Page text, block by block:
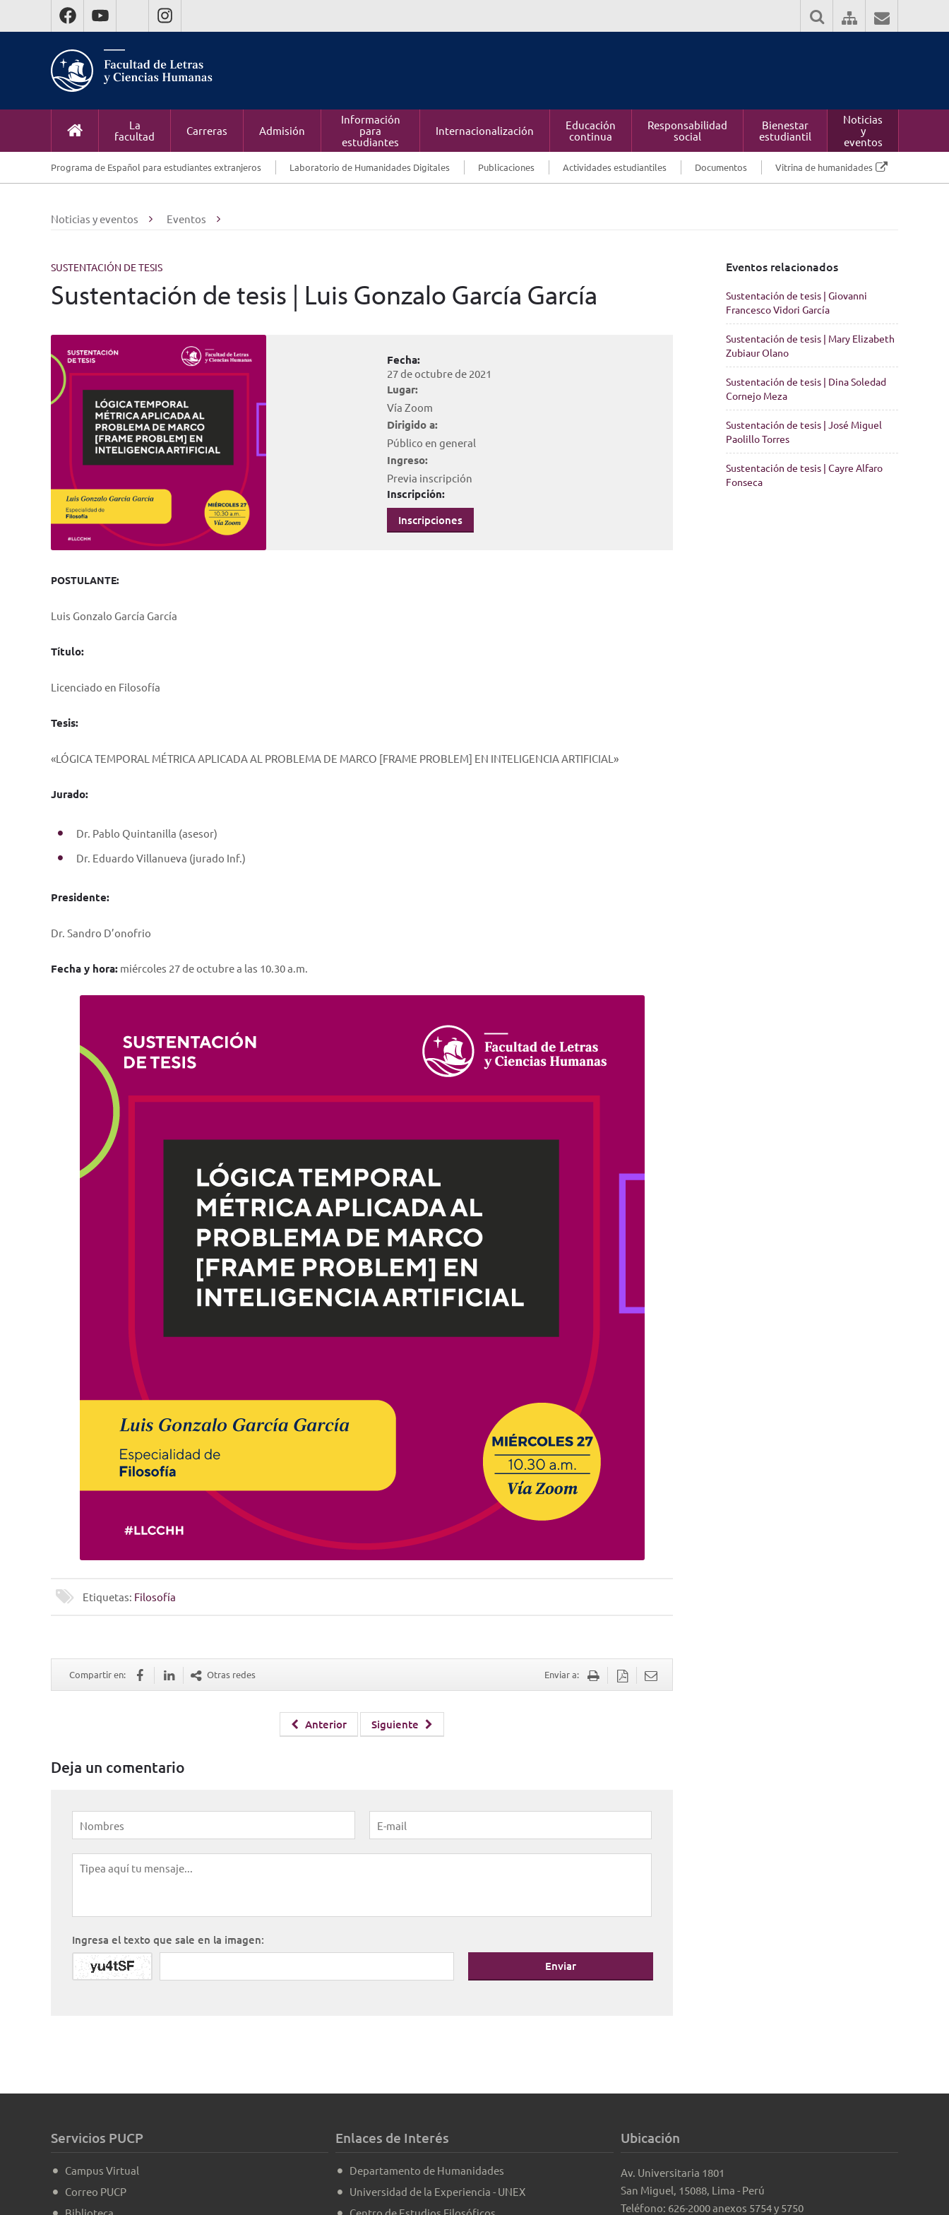
La
facultad
Carreras Admisión
Información
para
estudiantes
Internacionalización
Educación
continua
Responsabilidad
social
Bienestar
estudiantil
Noticias
y
eventos
Programa de Español para estudiantes extranjeros Laboratorio de Humanidades Digitales Publicaciones Actividades estudiantiles Documentos Vitrina de humanidades
Noticias y eventos Eventos
SUSTENTACIÓN DE TESIS
Sustentación de tesis | Luis Gonzalo García García
Fecha:
27 de octubre de 2021
Lugar:
Vía Zoom
Dirigido a:
Público en general
Ingreso:
Previa inscripción
Inscripción:
Inscripciones
POSTULANTE:
Luis Gonzalo García García
Título:
Licenciado en Filosofía
Tesis:
«LÓGICA TEMPORAL MÉTRICA APLICADA AL PROBLEMA DE MARCO [FRAME PROBLEM] EN INTELIGENCIA ARTIFICIAL»
Jurado:
Dr. Pablo Quintanilla (asesor)
Dr. Eduardo Villanueva (jurado Inf.)
Presidente:
Dr. Sandro D’onofrio
Fecha y hora: miércoles 27 de octubre a las 10.30 a.m.
Etiquetas: Filosofía
Compartir en: Otras redes Enviar a:
Anterior Siguiente
Deja un comentario
Ingresa el texto que sale en la imagen:
Enviar
Eventos relacionados
Sustentación de tesis | Giovanni
Francesco Vidori García
Sustentación de tesis | Mary Elizabeth
Zubiaur Olano
Sustentación de tesis | Dina Soledad
Cornejo Meza
Sustentación de tesis | José Miguel
Paolillo Torres
Sustentación de tesis | Cayre Alfaro
Fonseca
Servicios PUCP
Campus Virtual
Correo PUCP
Enlaces de Interés
Departamento de Humanidades
Universidad de la Experiencia - UNEX
Ubicación
Av. Universitaria 1801
San Miguel, 15088, Lima - Perú
Teléfono: 626-2000 anexos 5754 y 5750